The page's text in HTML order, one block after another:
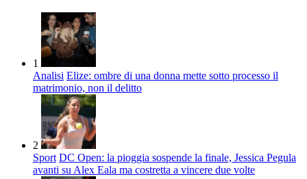
1
Analisi Elize: ombre di una donna mette sotto processo il
matrimonio, non il delitto
2
Sport DC Open: la pioggia sospende la finale, Jessica Pegula
avanti su Alex Eala ma costretta a vincere due volte